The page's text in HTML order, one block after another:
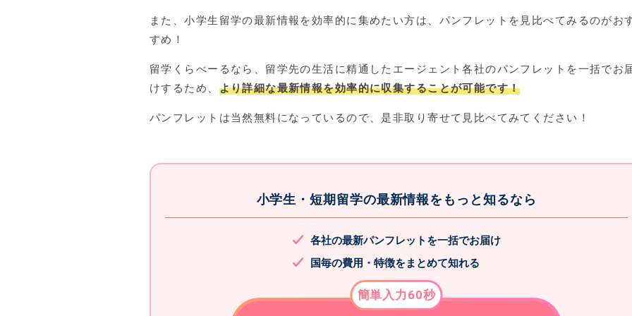
また、小学生留学の最新情報を効率的に集めたい方は、パンフレットを見比べてみるのがお
すめ！
留学くらべーるなら、留学先の生活に精通したエージェント各社のパンフレットを一括でお
けするため、 より詳細な最新情報を効率的に収集することが可能です！
パンフレットは当然無料になっているので、是非取り寄せて見比べてみてください！
小学生・短期留学の最新情報をもっと知るなら
各社の最新パンフレットを一括でお届け
国毎の費用・特徴をまとめて知れる
簡単入力60秒